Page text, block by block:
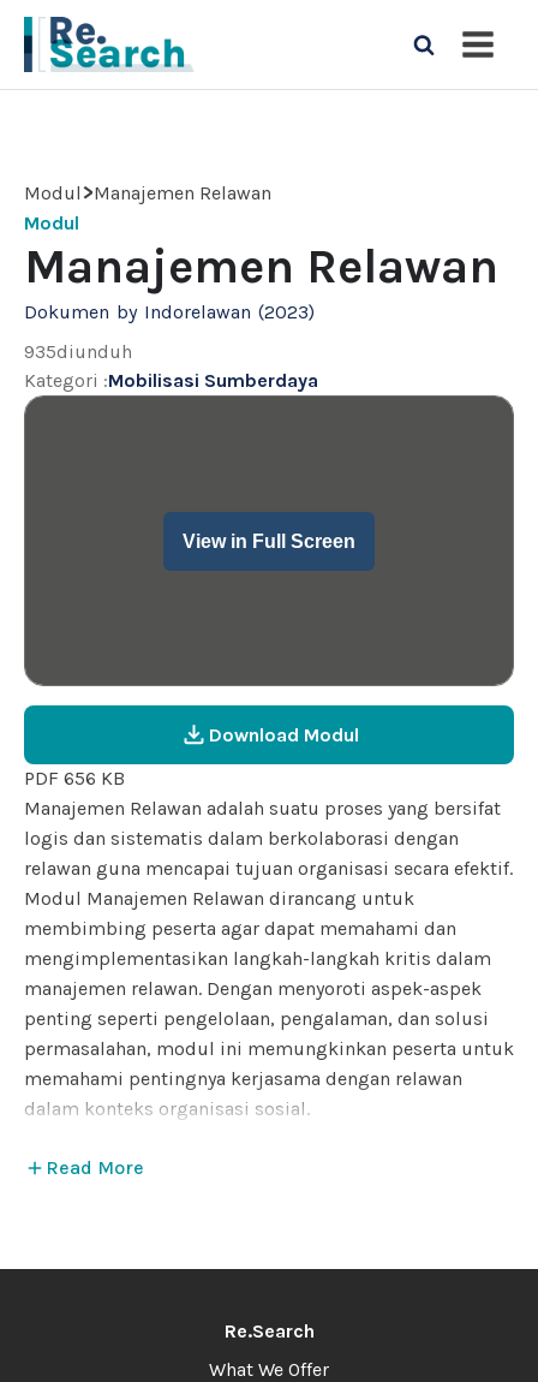
Modul>Manajemen Relawan
Modul
Manajemen Relawan
Dokumen by Indorelawan (2023)
935diunduh
Kategori :Mobilisasi Sumberdaya
View in Full Screen
Download Modul
PDF 656 KB
Manajemen Relawan adalah suatu proses yang bersifat
logis dan sistematis dalam berkolaborasi dengan
relawan guna mencapai tujuan organisasi secara efektif.
Modul Manajemen Relawan dirancang untuk
membimbing peserta agar dapat memahami dan
mengimplementasikan langkah-langkah kritis dalam
manajemen relawan. Dengan menyoroti aspek-aspek
penting seperti pengelolaan, pengalaman, dan solusi
permasalahan, modul ini memungkinkan peserta untuk
memahami pentingnya kerjasama dengan relawan
dalam konteks organisasi sosial.
Dengan demikian, modul ini tidak hanya memberikan
Read More
Re.Search
What We Offer